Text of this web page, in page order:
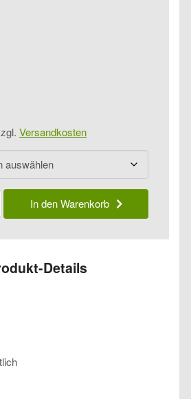
Versandkosten
In den Warenkorb
Details